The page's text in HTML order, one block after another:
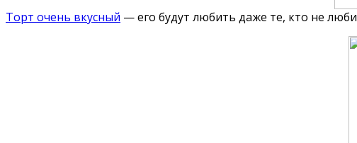
Торт очень вкусный — его будут любить даже те, кто не